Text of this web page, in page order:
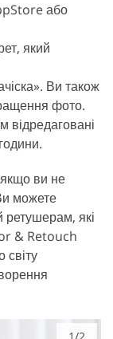
або
який
Ви також
фото.
ви не
можете
ретушерам, які
& Retouch
світу